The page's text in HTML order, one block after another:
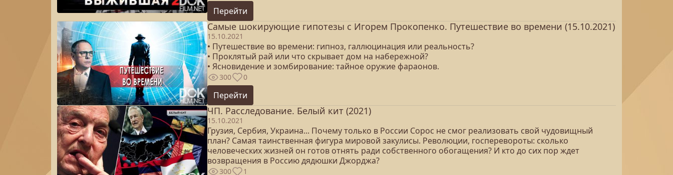
Перейти
Самые шокирующие гипотезы с Игорем Прокопенко. Путешествие во времени (15.10.2021)
15.10.2021
• Путешествие во времени: гипноз, галлюцинация или реальность?
• Проклятый рай или что скрывает дом на набережной?
• Ясновидение и зомбирование: тайное оружие фараонов.
300 0
Перейти
ЧП. Расследование. Белый кит (2021)
15.10.2021
Грузия, Сербия, Украина... Почему только в России Сорос не смог реализовать свой чудовищный
план? Самая таинственная фигура мировой закулисы. Революции, госперевороты: сколько
человеческих жизней он готов отнять ради собственного обогащения? И кто до сих пор ждет
возвращения в Россию дядюшки Джорджа?
300 1